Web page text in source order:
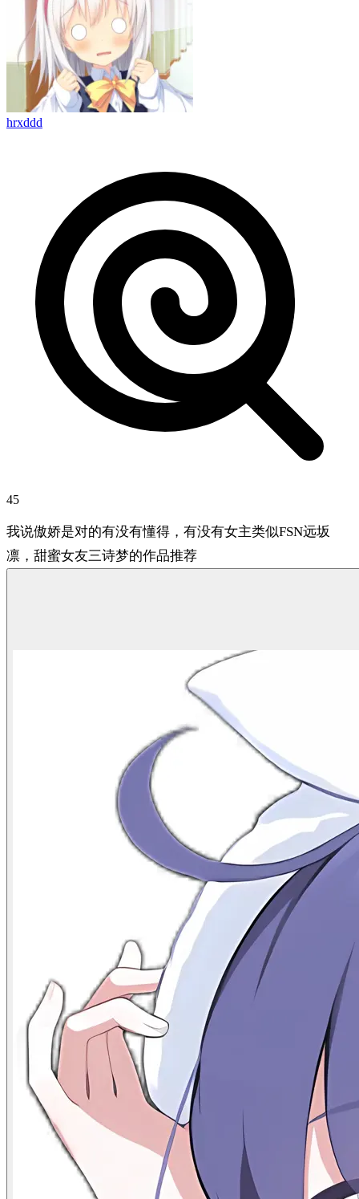
hrxddd
45
我说傲娇是对的有没有懂得，有没有女主类似FSN远坂
凛，甜蜜女友三诗梦的作品推荐